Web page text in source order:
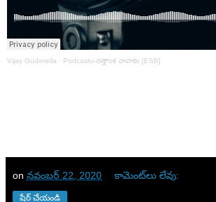
Vijay Gudimella · Podcastu-దత్తాంశ వాహకం [ESB]
on నవంబర్ 22, 2020 కామెంట్‌లు లేవు:
షేర్ చేయండి